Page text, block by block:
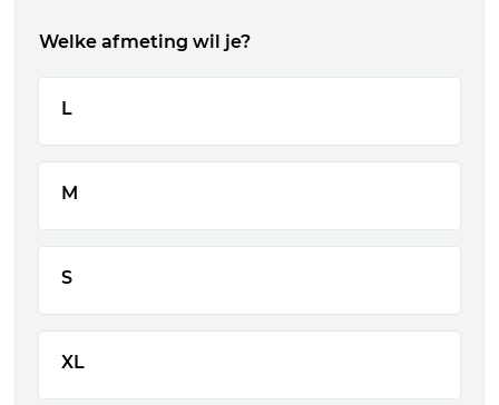
Welke afmeting wil je?
L
M
S
XL